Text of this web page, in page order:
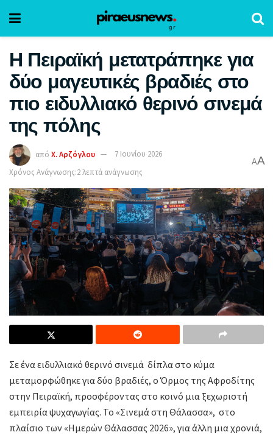
Η Πειραϊκή μετατράπηκε για
δύο μαγευτικές βραδιές στο
πιο ειδυλλιακό θερινό σινεμά
της πόλης
από Χ. Αρζόγλου
7 Ιουνίου 2026
Χρόνος Ανάγνωσης:2 λεπτά ανάγνωσης
AA
Σε ένα ειδυλλιακό θερινό σινεμά δίπλα στο κύμα
μεταμορφώθηκε για δύο βραδιές, ο Όρμος της Αφροδίτης
στην Πειραϊκή, προσφέροντας στο κοινό μια ξεχωριστή
εμπειρία ψυχαγωγίας. Το «Σινεμά στη Θάλασσα», στο
πλαίσιο των «Ημερών Θάλασσας 2026», για άλλη μια χρονιά,